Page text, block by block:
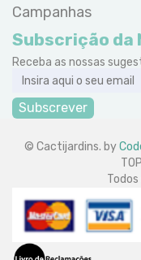
Campanhas
Subscrição
Receba as nossas
Subscrever
© Cactijardins. by